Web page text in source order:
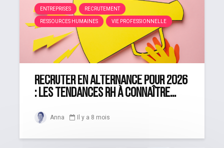
ENTREPRISES RECRUTEMENT
RESSOURCES HUMAINES VIE PROFESSIONNELLE
Recruter en alternance pour 2026
: les tendances RH à connaître...
Anna Il y a 8 mois